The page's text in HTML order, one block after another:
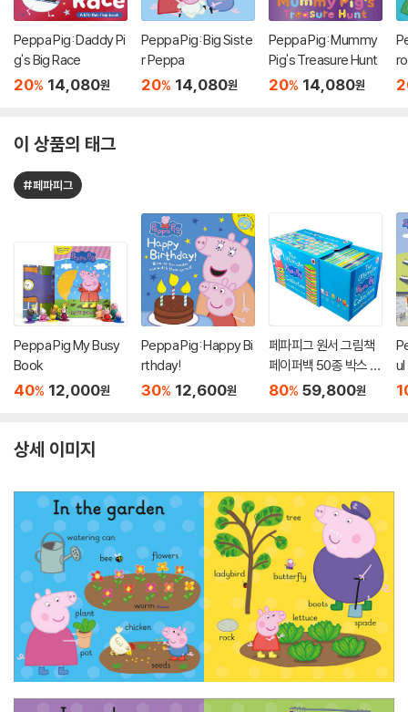
Peppa Pig: Daddy Pi
g's Big Race
20% 14,080원
Peppa Pig: Big Siste
r Peppa
20% 14,080원
Peppa Pig: Mummy
Pig's Treasure Hunt
20% 14,080원
이 상품의 태그
#페파피그
Peppa Pig My Busy
Book
40% 12,000원
Peppa Pig: Happy Bi
rthday!
30% 12,600원
페파피그 원서 그림책
페이퍼백 50종 박스 세
트 (블루) The Ultima
80% 59,800원
ul
상세 이미지